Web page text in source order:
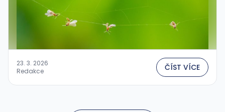
23. 3. 2026
Redakce
ČÍST VÍCE